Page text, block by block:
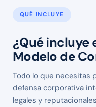
QUÉ INCLUYE
¿Qué incluye
Modelo de
Todo lo que necesitas
defensa corporativa
legales y